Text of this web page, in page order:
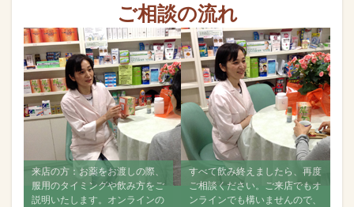
ご相談の流れ
来店の方：お薬をお渡しの際、
服用のタイミングや飲み方をご
説明いたします。オンラインの
すべて飲み終えましたら、再度
ご相談ください。ご来店でもオ
ンラインでも構いませんので、